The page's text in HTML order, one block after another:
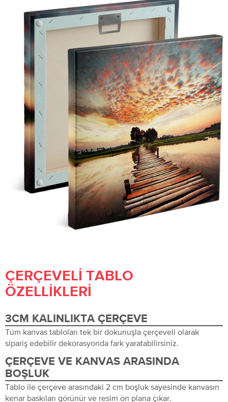
ÇERÇEVELI TABLO
ÖZELLIKLERI
3CM KALINLIKTA ÇERÇEVE
Tüm kanvas tabloları tek bir dokunuşla çerçeveli olarak
sipariş edebilir dekorasyonda fark yaratabilirsiniz.
ÇERÇEVE VE KANVAS ARASINDA
BOŞLUK
Tablo ile çerçeve arasındaki 2 cm boşluk sayesinde kanvasın
kenar baskıları görünür ve resim ön plana çıkar.